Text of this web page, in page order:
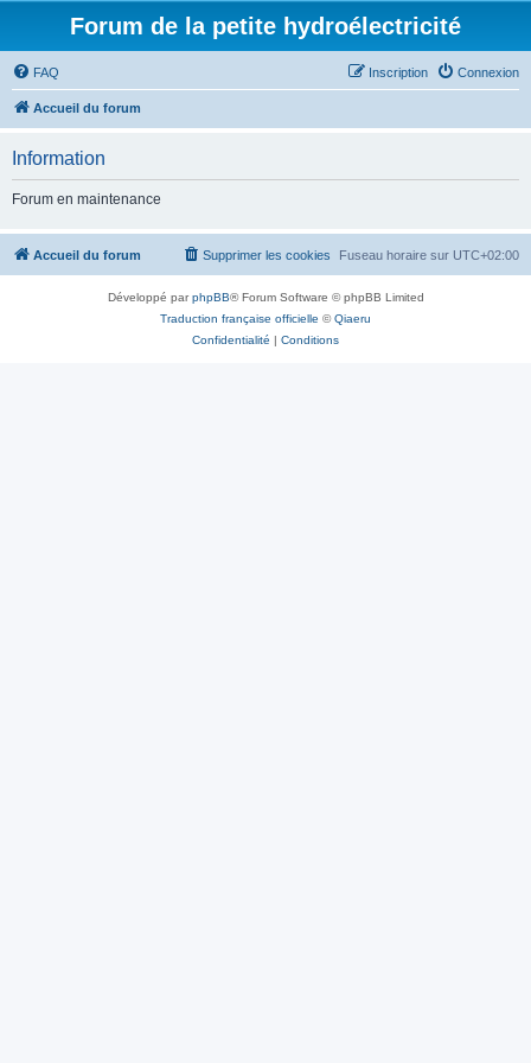
Forum de la petite hydroélectricité
FAQ Connexion
Inscription
Accueil du forum
Information
Forum en maintenance
Accueil du forum Fuseau horaire sur UTC+02:00
Supprimer les cookies
Développé parphpBB® Forum Software © phpBB Limited
Traduction française officielle ©Qiaeru
Confidentialité | Conditions